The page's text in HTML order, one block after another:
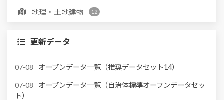
地理・土地建物 12
消防・防災
環境・ごみ
子育て・教育
更新データ
07-08 オープンデータ一覧（推奨データセット14）
07-08
オープンデータ一覧（自治体標準オープンデータセッ
ト）